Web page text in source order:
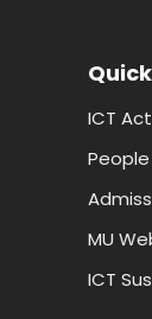
ICT
People
MU
ICT